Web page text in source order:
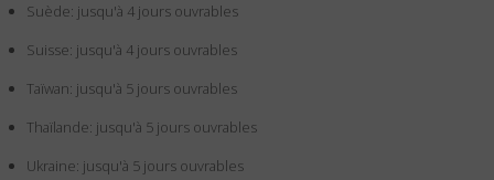
Suède: jusqu'à 4 jours ouvrables
Suisse: jusqu'à 4 jours ouvrables
Taïwan: jusqu'à 5 jours ouvrables
Thaïlande: jusqu'à 5 jours ouvrables
Ukraine: jusqu'à 5 jours ouvrables